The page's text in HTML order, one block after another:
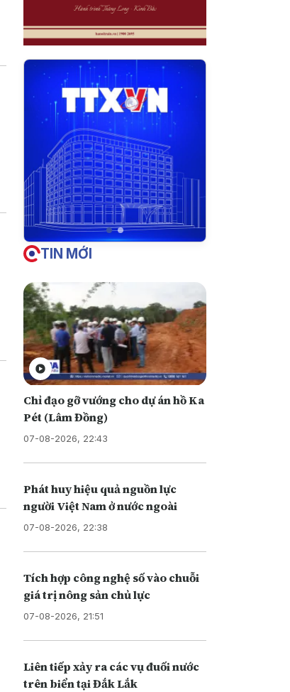
TIN MỚI
Chỉ đạo gỡ vướng cho dự án hồ Ka
Pét (Lâm Đồng)
07-08-2026, 22:43
Phát huy hiệu quả nguồn lực
người Việt Nam ở nước ngoài
07-08-2026, 22:38
Tích hợp công nghệ số vào chuỗi
giá trị nông sản chủ lực
07-08-2026, 21:51
Liên tiếp xảy ra các vụ đuối nước
trên biển tại Đắk Lắk